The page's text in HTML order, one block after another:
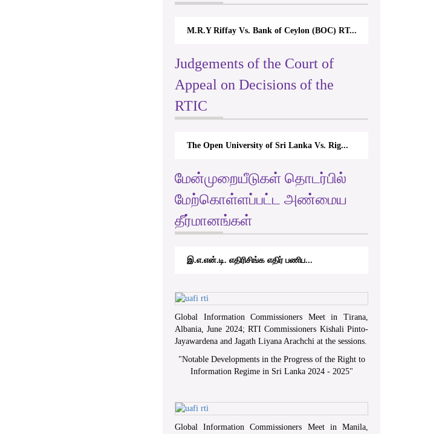
M.R.Y Riffay Vs. Bank of Ceylon (BOC) RT...
Judgements of the Court of
Appeal on Decisions of the
RTIC
The Open University of Sri Lanka Vs. Rig...
மேன்முறையீடுகள் தொடர்பில்
மேற்கொள்ளப்பட்ட அண்மைய
தீர்மானங்கள்
இ.எ.என்.டி. எதிரிசிங்க எதிர் பணிப...
Global Information Commissioners Meet in Tirana,
Albania, June 2024; RTI Commissioners Kishali Pinto-
Jayawardena and Jagath Liyana Arachchi at the sessions.
"Notable Developments in the Progress of the Right to
Information Regime in Sri Lanka 2024 - 2025"
Global Information Commissioners Meet in Manila,